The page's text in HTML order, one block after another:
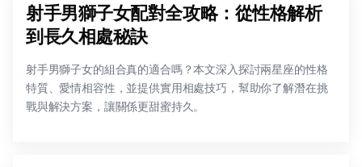
射手男獅子女配對全攻略：從性格解析
到長久相處秘訣
射手男獅子女的組合真的適合嗎？本文深入探討兩星座的性格
特質、愛情相容性，並提供實用相處技巧，幫助你了解潛在挑
戰與解決方案，讓關係更甜蜜持久。